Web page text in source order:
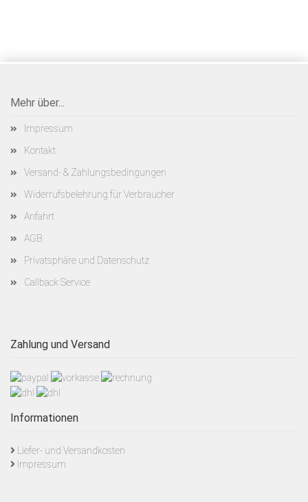
Mehr über...
Impressum
Kontakt
Versand- & Zahlungsbedingungen
Widerrufsbelehrung für Verbraucher
Anfahrt
AGB
Privatsphäre und Datenschutz
Callback Service
Zahlung und Versand
Informationen
Liefer- und Versandkosten
Impressum